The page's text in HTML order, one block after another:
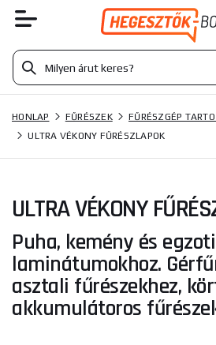
HONLAP FŰRÉSZEK
FŰRÉSZGÉP
ULTRA VÉKONY FŰRÉSZLAPOK
ULTRA VÉKONY
Puha, kemény és
laminátumokhoz.
asztali fűrészekhez,
akkumulátoros